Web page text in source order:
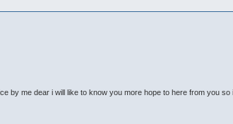
by me dear i will like to know you more hope to here from you